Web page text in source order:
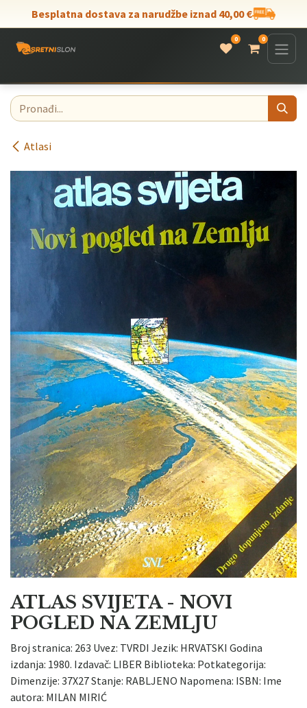
Skip to Content
Besplatna dostava za narudžbe iznad 40,00 €
0 0
Atlasi
ATLAS SVIJETA - NOVI
POGLED NA ZEMLJU
Broj stranica: 263 Uvez: TVRDI Jezik: HRVATSKI Godina
izdanja: 1980. Izdavač: LIBER Biblioteka: Potkategorija:
Dimenzije: 37X27 Stanje: RABLJENO Napomena: ISBN: Ime
autora: MILAN MIRIĆ